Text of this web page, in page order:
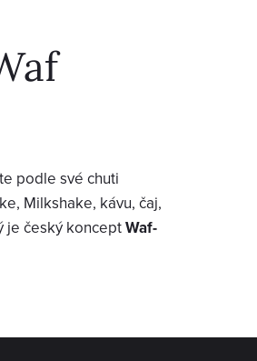
podle své chuti
Milkshake, kávu, čaj,
je český konceptWaf-